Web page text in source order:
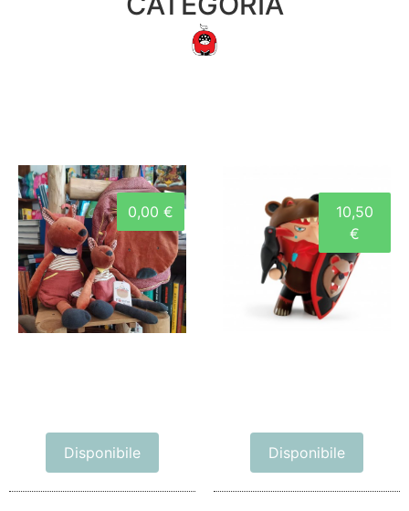
Disponibile
0,00 €
Disponibile
10,50
€